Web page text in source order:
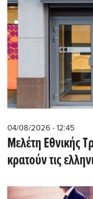
04/08/2026 - 12:45
Μελέτη Εθνικής
κρατούν τις